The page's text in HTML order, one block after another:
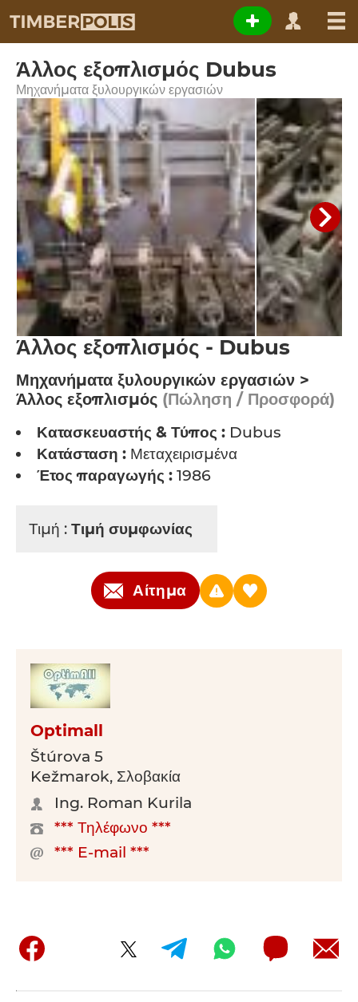
Άλλος εξοπλισμός Dubus
Μηχανήματα ξυλουργικών εργασιών
Άλλος εξοπλισμός - Dubus
Μηχανήματα ξυλουργικών εργασιών >
Άλλος εξοπλισμός (Πώληση / Προσφορά)
Κατασκευαστής & Τύπος : Dubus
Κατάσταση : Μεταχειρισμένα
Έτος παραγωγής : 1986
Τιμή : Τιμή συμφωνίας
Αίτημα
Optimall
Štúrova 5
Kežmarok, Σλοβακία
Ing. Roman Kurila
*** Τηλέφωνο ***
*** E-mail ***